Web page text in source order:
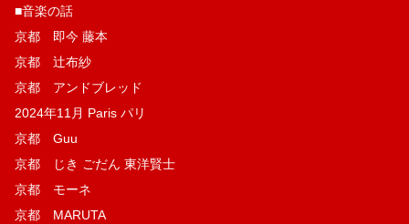
■音楽の話
京都 即今 藤本
京都 辻布紗
京都 アンドブレッド
2024年11月 Paris パリ
京都 Guu
京都 じき ごだん 東洋賢士
京都 モーネ
京都 MARUTA